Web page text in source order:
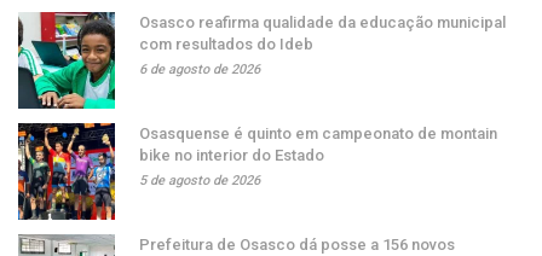
Osasco reafirma qualidade da educação municipal
com resultados do Ideb
6 de agosto de 2026
Osasquense é quinto em campeonato de montain
bike no interior do Estado
5 de agosto de 2026
Prefeitura de Osasco dá posse a 156 novos